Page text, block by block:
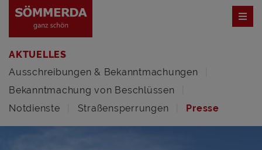
AKTUELLES
Ausschreibungen & Bekanntmachungen
Bekanntmachung von Beschlüssen
Notdienste
Straßensperrungen Presse